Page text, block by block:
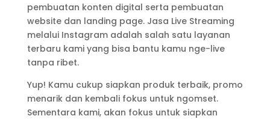
pembuatan konten digital serta pembuatan
website dan landing page. Jasa Live Streaming
melalui Instagram adalah salah satu layanan
terbaru kami yang bisa bantu kamu nge-live
tanpa ribet.
Yup! Kamu cukup siapkan produk terbaik, promo
menarik dan kembali fokus untuk ngomset.
Sementara kami, akan fokus untuk siapkan